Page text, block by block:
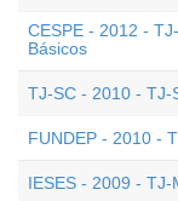
CESPE - 2012 -
Básicos
TJ-SC - 2010 - TJ-
FUNDEP - 2010 -
IESES - 2009 -